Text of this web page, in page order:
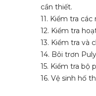
cần thiết.
11. Kiểm tra
12. Kiểm tra
13. Kiểm tra và
14. Bôi trơn
15. Kiểm tra bộ
16. Vệ sinh hố